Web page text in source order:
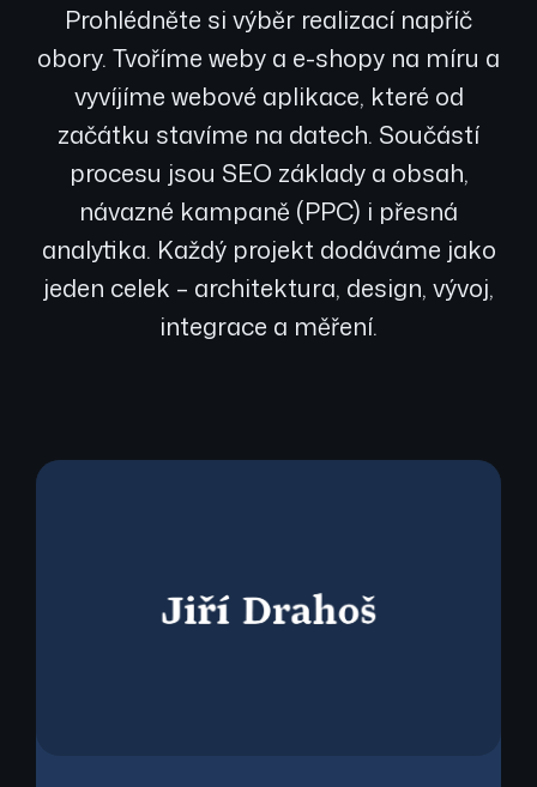
Prohlédněte si výběr realizací napříč
obory. Tvoříme weby a e-shopy na míru a
vyvíjíme webové aplikace, které od
začátku stavíme na datech. Součástí
procesu jsou SEO základy a obsah,
návazné kampaně (PPC) i přesná
analytika. Každý projekt dodáváme jako
jeden celek – architektura, design, vývoj,
integrace a měření.